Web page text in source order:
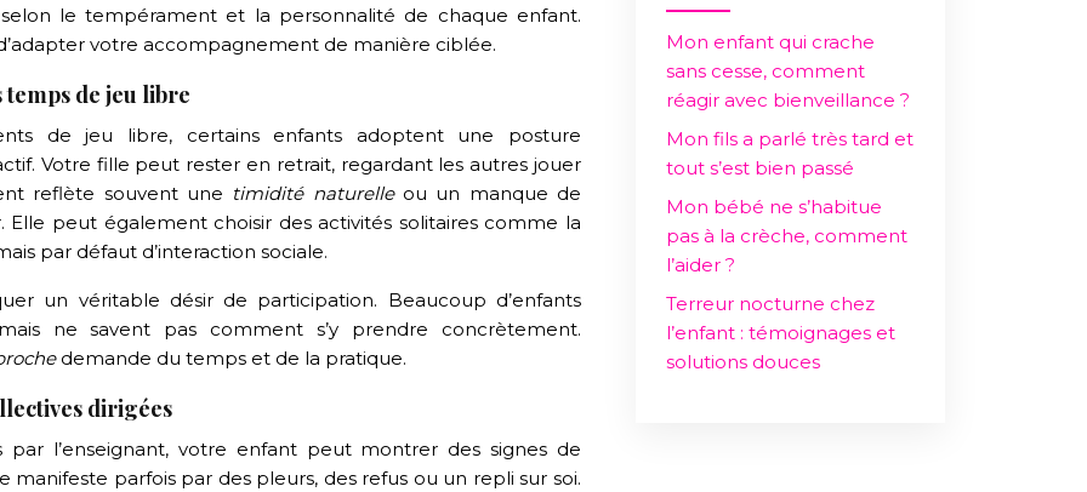
le tempérament et la personnalité de chaque enfant.
votre accompagnement de manière ciblée.
temps de jeu libre
de jeu libre, certains enfants adoptent une posture
Votre fille peut rester en retrait, regardant les autres jouer
reflète souvent une timidité naturelleou un manque de
Elle peut également choisir des activités solitaires comme la
par défaut d’interaction sociale.
un véritable désir de participation. Beaucoup d’enfants
ne savent pas comment s’y prendre concrètement.
demande du temps et de la pratique.
dirigées
par l’enseignant, votre enfant peut montrer des signes de
manifeste parfois par des pleurs, des refus ou un repli sur soi.
Mon enfant qui crache
sans cesse, comment
réagir avec bienveillance ?
Mon fils a parlé très tard et
tout s’est bien passé
Mon bébé ne s’habitue
pas à la crèche, comment
l’aider ?
Terreur nocturne chez
l’enfant : témoignages et
solutions douces